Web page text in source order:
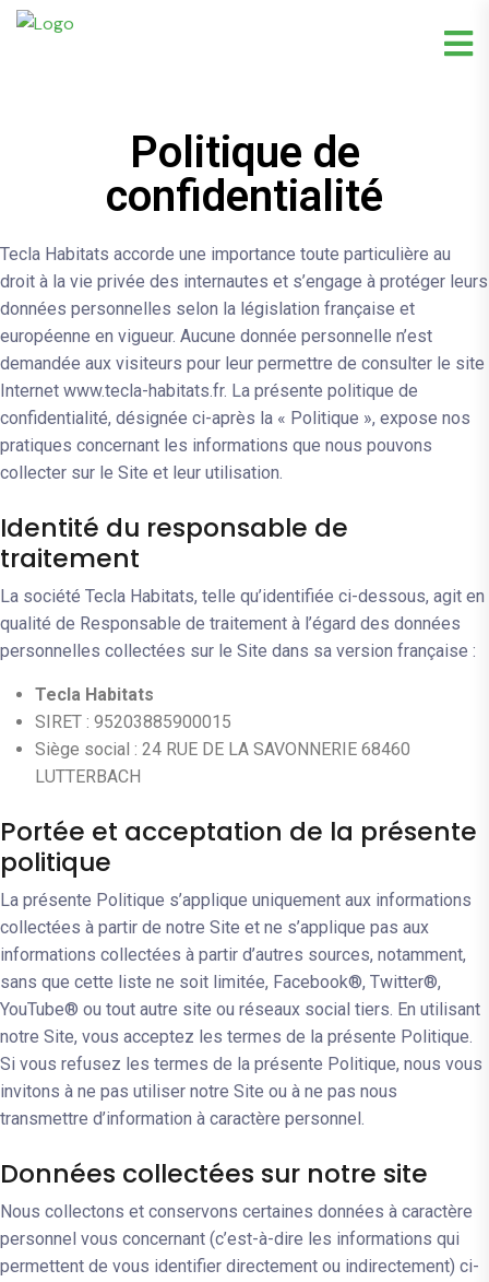
Politique de
confidentialité
Tecla Habitats accorde une importance toute particulière au
droit à la vie privée des internautes et s’engage à protéger leurs
données personnelles selon la législation française et
européenne en vigueur. Aucune donnée personnelle n’est
demandée aux visiteurs pour leur permettre de consulter le site
Internet www.tecla-habitats.fr. La présente politique de
confidentialité, désignée ci-après la « Politique », expose nos
pratiques concernant les informations que nous pouvons
collecter sur le Site et leur utilisation.
Identité du responsable de
traitement
La société Tecla Habitats, telle qu’identifiée ci-dessous, agit en
qualité de Responsable de traitement à l’égard des données
personnelles collectées sur le Site dans sa version française :
Tecla Habitats
SIRET : 95203885900015
Siège social : 24 RUE DE LA SAVONNERIE 68460
LUTTERBACH
Portée et acceptation de la présente
politique
La présente Politique s’applique uniquement aux informations
collectées à partir de notre Site et ne s’applique pas aux
informations collectées à partir d’autres sources, notamment,
sans que cette liste ne soit limitée, Facebook®, Twitter®,
YouTube® ou tout autre site ou réseaux social tiers. En utilisant
notre Site, vous acceptez les termes de la présente Politique.
Si vous refusez les termes de la présente Politique, nous vous
invitons à ne pas utiliser notre Site ou à ne pas nous
transmettre d’information à caractère personnel.
Données collectées sur notre site
Nous collectons et conservons certaines données à caractère
personnel vous concernant (c’est-à-dire les informations qui
permettent de vous identifier directement ou indirectement) ci-